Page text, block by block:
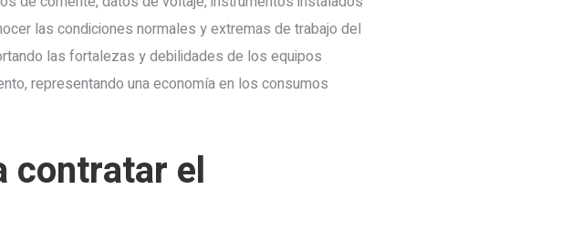
las condiciones normales y extremas de trabajo del
las fortalezas y debilidades de los equipos
representando una economía en los consumos
contratar el